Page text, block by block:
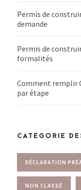
Permis de
demande
Permis de
formalités
Comment remplir
par étape
CATÉGORIE
DÉCLARATION
NON CLASSÉ